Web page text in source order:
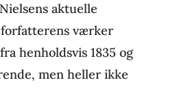
aktuelle
værker
henholdsvis 1835 og
men heller ikke